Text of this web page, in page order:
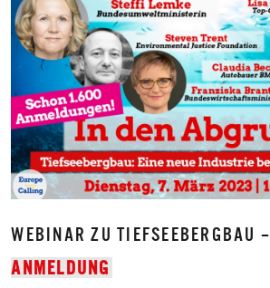
WEBINAR ZU TIEFSEEBERGBAU –
ANMELDUNG